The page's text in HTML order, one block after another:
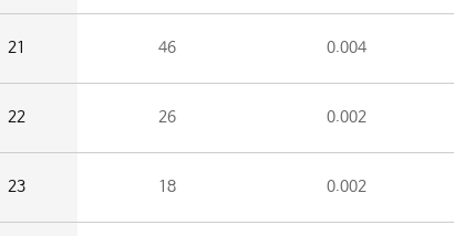
21 46 0.004
22 26 0.002
23 18 0.002